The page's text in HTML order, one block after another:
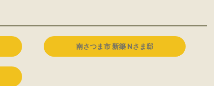
南さつま市 新築 Nさま邸